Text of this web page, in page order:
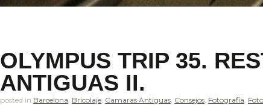
OLYMPUS TRIP 35.
ANTIGUAS II.
posted in Barcelona Bricolaje Camaras Antiguas Consejos Fotografia